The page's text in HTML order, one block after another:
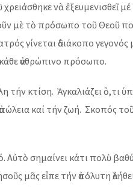
νὰ ἐξευμενισθεῖ
μὲ τὸ πρόσωπο τοῦ Θεοῦ
γίνεται ἀδιάκοπο
ἀνθρώπινο πρόσωπο.
κτίση. Ἀγκαλιάζει ὅ,τι
καί τήν ζωή. Σκοπός τοῦ
σημαίνει κάτι πολὺ
μᾶς εἶπε τήν ἀπόλυτη